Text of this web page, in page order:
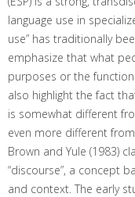
language use in
use” has traditionally
emphasize that what
purposes or the
also highlight the fact
is somewhat different
even more different
Brown and Yule (1983)
“discourse”, a concept
and context. The early